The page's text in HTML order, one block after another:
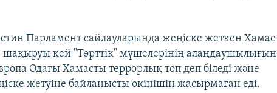
Парламент сайлауларында жеңіске жеткен Хамас
шақыруы кей "Төрттік" мүшелерінің алаңдаушылығын
Одағы Хамасты террорлық топ деп біледі және
жетуіне байланысты өкінішін жасырмаған еді.